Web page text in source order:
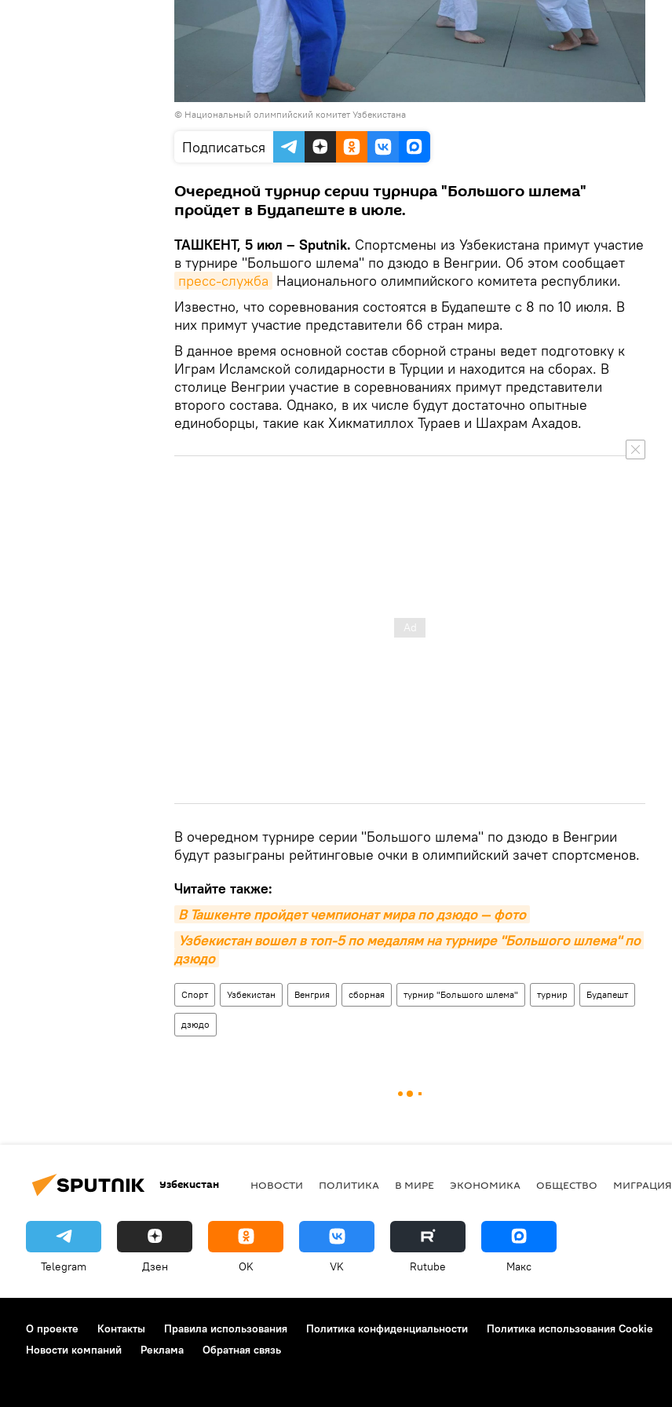
© Национальный олимпийский комитет Узбекистана
Подписаться
Очередной турнир серии турнира "Большого шлема"
пройдет в Будапеште в июле.
ТАШКЕНТ, 5 июл – Sputnik. Спортсмены из Узбекистана примут участие
в турнире "Большого шлема" по дзюдо в Венгрии. Об этом сообщает
пресс-служба Национального олимпийского комитета республики.
Известно, что соревнования состоятся в Будапеште с 8 по 10 июля. В
них примут участие представители 66 стран мира.
В данное время основной состав сборной страны ведет подготовку к
Играм Исламской солидарности в Турции и находится на сборах. В
столице Венгрии участие в соревнованиях примут представители
второго состава. Однако, в их числе будут достаточно опытные
единоборцы, такие как Хикматиллох Тураев и Шахрам Ахадов.
В очередном турнире серии "Большого шлема" по дзюдо в Венгрии
будут разыграны рейтинговые очки в олимпийский зачет спортсменов.
Читайте также:
В Ташкенте пройдет чемпионат мира по дзюдо — фото
Узбекистан вошел в топ-5 по медалям на турнире "Большого шлема" по
дзюдо
Спорт Узбекистан Венгрия сборная турнир "Большого шлема" турнир Будапешт
дзюдо
Узбекистан НОВОСТИ ПОЛИТИКА В МИРЕ ЭКОНОМИКА ОБЩЕСТВО МИГРАЦИЯ
Telegram Дзен OK VK Rutube Макс
О проекте Контакты Правила использования Политика конфиденциальности Политика использования Cookie
Новости компаний
Реклама Обратная связь